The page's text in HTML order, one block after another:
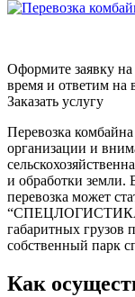
Оформите заявку
время и ответим на
Заказать услугу
Перевозка
организации и
и обработки земли.
перевозка может
“СПЕЦЛОГИСТИКА”
габаритных грузов
собственный парк
Как